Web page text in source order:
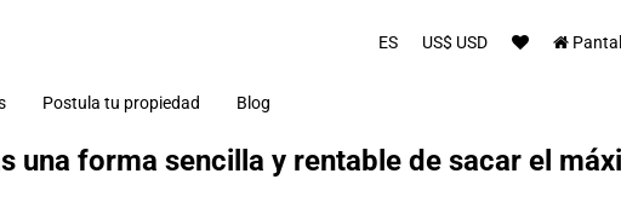
ES US$ USD
Postula tu propiedad Blog
Turismo
Arriendos temporales
una forma sencilla y rentable de sacar el